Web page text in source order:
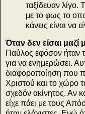
ταξίδευαν λίγο.
με το φως το
κάνεις είναι να
Όταν δεν είσαι μαζί
Παύλος εφόσον ήταν
για να ενημερώσει.
διαφοροποίηση που
Χριστού και το χώρο
σχεδόν ακίνητος. Αν
είχε πάει με τους